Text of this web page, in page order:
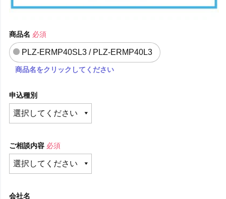
商品名 必須
PLZ-ERMP40SL3 / PLZ-ERMP40L3
商品名をクリックしてください
申込種別
ご相談内容 必須
会社名